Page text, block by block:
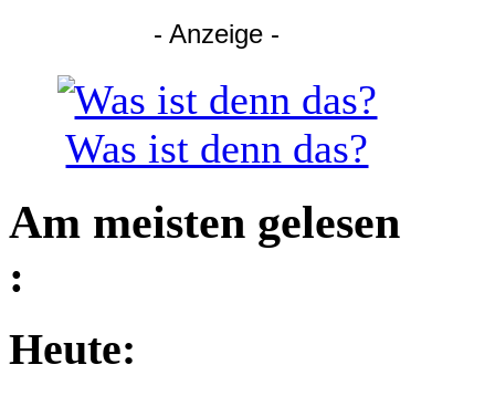
- Anzeige -
Was ist denn das?
Am meisten gelesen
:
Heute: